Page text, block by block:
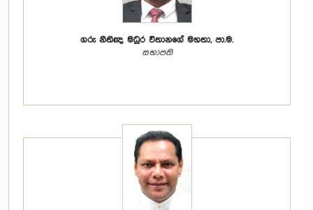
ගරු නීතිඥ මධුර විතානගේ මහතා, පා.ම.
සභාපති